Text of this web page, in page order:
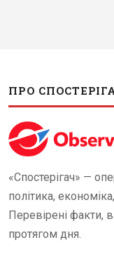
ПРО
«Спостерігач» —
політика,
Перевірені факти,
протягом дня.